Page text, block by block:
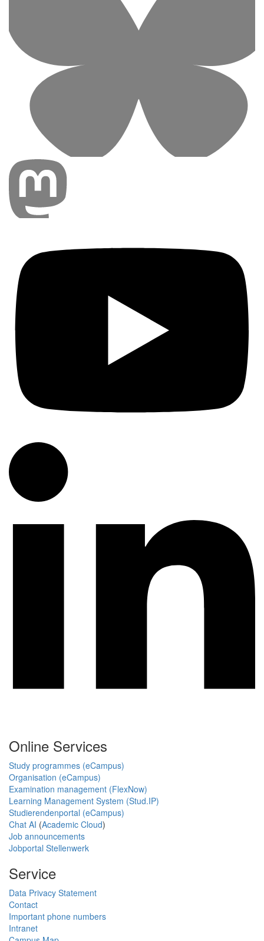
Online Services
Study programmes (eCampus)
Organisation (eCampus)
Examination management (FlexNow)
Learning Management System (Stud.IP)
Studierendenportal (eCampus)
Chat AI (Academic Cloud)
Job announcements
Jobportal Stellenwerk
Service
Data Privacy Statement
Contact
Important phone numbers
Intranet